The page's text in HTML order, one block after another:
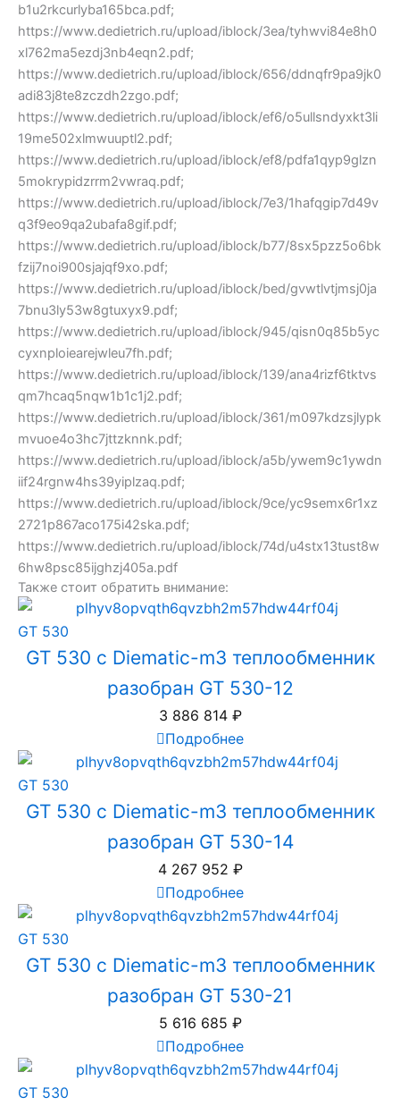
b1u2rkcurlyba165bca.pdf;
https://www.dedietrich.ru/upload/iblock/3ea/tyhwvi84e8h0
xl762ma5ezdj3nb4eqn2.pdf;
https://www.dedietrich.ru/upload/iblock/656/ddnqfr9pa9jk0
adi83j8te8zczdh2zgo.pdf;
https://www.dedietrich.ru/upload/iblock/ef6/o5ullsndyxkt3li
19me502xlmwuuptl2.pdf;
https://www.dedietrich.ru/upload/iblock/ef8/pdfa1qyp9glzn
5mokrypidzrrm2vwraq.pdf;
https://www.dedietrich.ru/upload/iblock/7e3/1hafqgip7d49v
q3f9eo9qa2ubafa8gif.pdf;
https://www.dedietrich.ru/upload/iblock/b77/8sx5pzz5o6bk
fzij7noi900sjajqf9xo.pdf;
https://www.dedietrich.ru/upload/iblock/bed/gvwtlvtjmsj0ja
7bnu3ly53w8gtuxyx9.pdf;
https://www.dedietrich.ru/upload/iblock/945/qisn0q85b5yc
cyxnploiearejwleu7fh.pdf;
https://www.dedietrich.ru/upload/iblock/139/ana4rizf6tktvs
qm7hcaq5nqw1b1c1j2.pdf;
https://www.dedietrich.ru/upload/iblock/361/m097kdzsjlypk
mvuoe4o3hc7jttzknnk.pdf;
https://www.dedietrich.ru/upload/iblock/a5b/ywem9c1ywdn
iif24rgnw4hs39yiplzaq.pdf;
https://www.dedietrich.ru/upload/iblock/9ce/yc9semx6r1xz
2721p867aco175i42ska.pdf;
https://www.dedietrich.ru/upload/iblock/74d/u4stx13tust8w
6hw8psc85ijghzj405a.pdf
Также стоит обратить внимание:
GT 530
GT 530 с Diematic-m3 теплообменник
разобран GT 530-12
3 886 814 ₽
Подробнее
GT 530
GT 530 с Diematic-m3 теплообменник
разобран GT 530-14
4 267 952 ₽
Подробнее
GT 530
GT 530 с Diematic-m3 теплообменник
разобран GT 530-21
5 616 685 ₽
Подробнее
GT 530